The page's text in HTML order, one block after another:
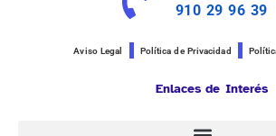
910 29 96 39
Aviso Legal Política de Privacidad
Enlaces de Interés